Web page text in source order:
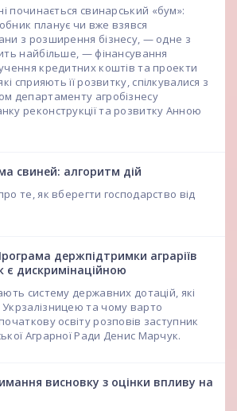
починається свинарський «бум»:
планує чи вже взявся
з розширення бізнесу, — одне з
найбільше, — фінансування
кредитних коштів та проекти
сприяють її розвитку, спілкувалися з
департаменту агробізнесу
реконструкції та розвитку Анною
свиней: алгоритм дій
те, як вберегти господарство від
держпідтримки аграріїв
є дискримінаційною
систему державних дотацій, які
та чому варто
освіту розповів заступник
Аграрної Ради Денис Марчук.
висновку з оцінки впливу на